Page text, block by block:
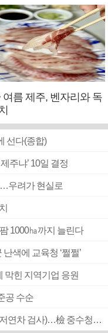
여름 제주, 벤자리와 독
선다(종합)
주냐’ 10일 결정
…우려가 현실로
1000㏊까지 늘린다
색에 교육청 ‘쩔쩔’
힌 지역기업 응원
공 수순
■ 검사 신분 버리고 직급하향(10년 이하 저연차 검사)…檢 중수청행 기피